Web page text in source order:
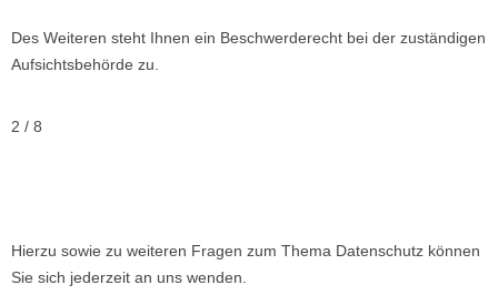
Des Weiteren steht Ihnen ein Beschwerderecht bei der zuständigen
Aufsichtsbehörde zu.
2 / 8
Hierzu sowie zu weiteren Fragen zum Thema Datenschutz können
Sie sich jederzeit an uns wenden.